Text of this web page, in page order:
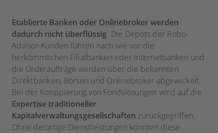
Etablierte Banken oder Onlinebroker werden
dadurch nicht überflüssig. Die Depots der Robo-
Advisor-Kunden führen nach wie vor die
herkömmlichen Filialbanken oder Internetbanken und
die Orderaufträge werden über die bekannten
Direktbanken, Börsen und Onlinebroker abgewickelt.
Bei der Konzipierung von Fondslösungen wird auf die
Expertise traditioneller
Kapitalverwaltungsgesellschaften zurückgegriffen.
Ohne derartige Dienstleistungen könnten diese